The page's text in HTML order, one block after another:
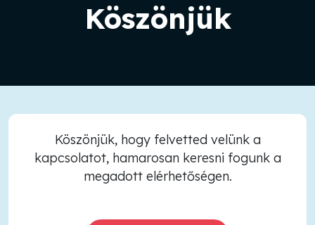
Köszönjük
Köszönjük, hogy felvetted velünk a
kapcsolatot, hamarosan keresni fogunk a
megadott elérhetőségen.